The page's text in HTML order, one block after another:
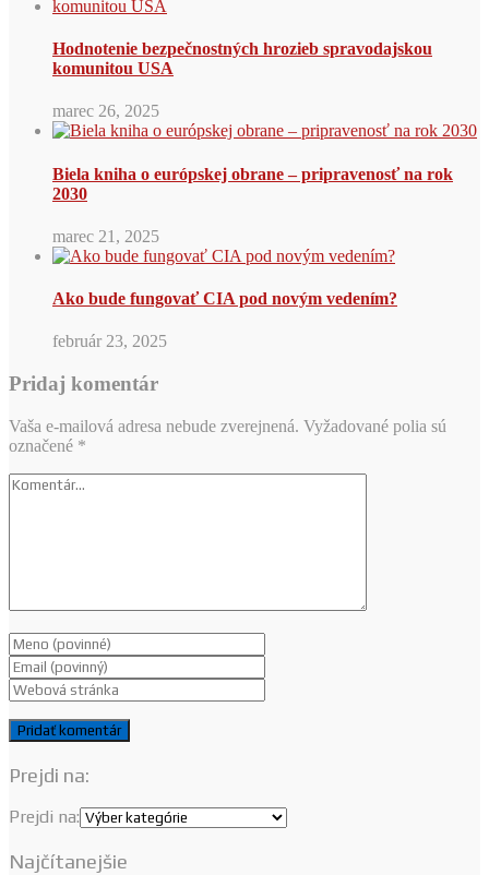
Hodnotenie bezpečnostných hrozieb spravodajskou
komunitou USA
marec 26, 2025
Biela kniha o európskej obrane – pripravenosť na rok
2030
marec 21, 2025
Ako bude fungovať CIA pod novým vedením?
február 23, 2025
Pridaj komentár
Vaša e-mailová adresa nebude zverejnená. Vyžadované polia sú
označené *
Prejdi na:
Prejdi na:
Najčítanejšie